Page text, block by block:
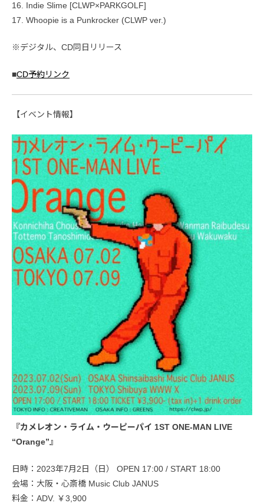
16. Indie Slime [CLWP×PARKGOLF]
17. Whoopie is a Punkrocker (CLWP ver.)
※デジタル、CD同日リリース
■CD予約リンク
【イベント情報】
『カメレオン・ライム・ウーピーパイ 1ST ONE-MAN LIVE
“Orange”』
日時：2023年7月2日（日） OPEN 17:00 / START 18:00
会場：大阪・心斎橋 Music Club JANUS
料金：ADV. ￥3,900